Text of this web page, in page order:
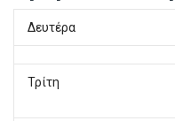
Δευτέρα
Τρίτη